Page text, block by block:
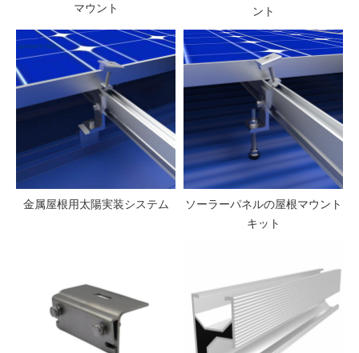
マウント
ント
金属屋根用太陽実装システム
ソーラーパネルの屋根マウント
キット